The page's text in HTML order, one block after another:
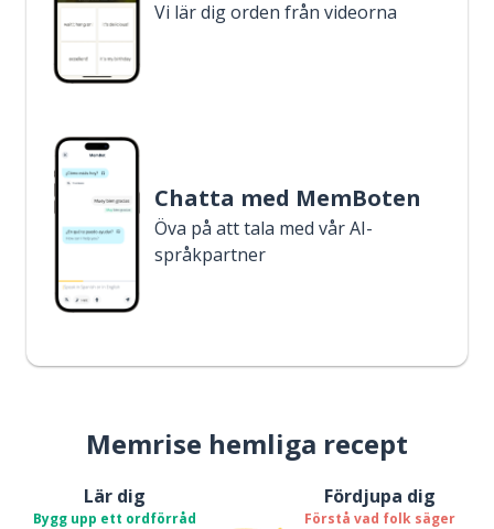
Vi lär dig orden från videorna
Chatta med MemBoten
Öva på att tala med vår AI-
språkpartner
Memrise hemliga recept
Lär dig
Bygg upp ett ordförråd
Fördjupa dig
Förstå vad folk säger